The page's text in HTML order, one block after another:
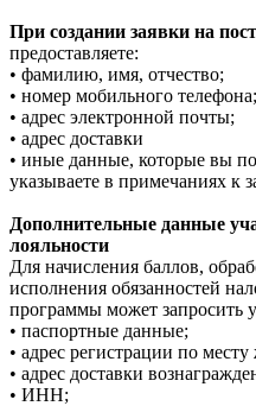
При создании заявки на
предоставляете:
• фамилию, имя, отчество;
• номер мобильного телефона;
• адрес электронной почты;
• адрес доставки
• иные данные, которые вы
указываете в примечаниях к
Дополнительные данные
лояльности
Для начисления баллов,
исполнения обязанностей
программы может запросить
• паспортные данные;
• адрес регистрации по месту
• адрес доставки
• ИНН;